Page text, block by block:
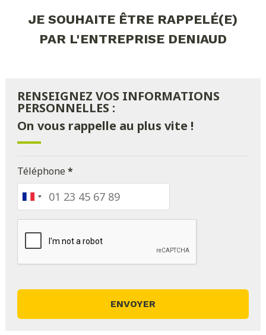
JE SOUHAITE ÊTRE RAPPELÉ(E)
PAR L'ENTREPRISE DENIAUD
RENSEIGNEZ VOS INFORMATIONS
PERSONNELLES :
On vous rappelle au plus vite !
Téléphone*
France
+33